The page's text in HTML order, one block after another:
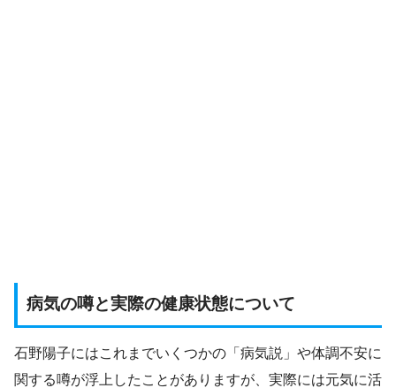
病気の噂と実際の健康状態について
石野陽子にはこれまでいくつかの「病気説」や体調不安に
関する噂が浮上したことがありますが、実際には元気に活